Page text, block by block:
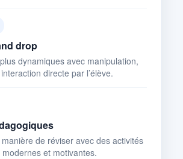
drop
dynamiques avec manipulation,
directe par l’élève.
de réviser avec des activités
et motivantes.